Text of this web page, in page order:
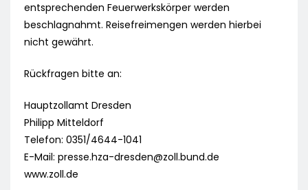
entsprechenden Feuerwerkskörper werden
beschlagnahmt. Reisefreimengen werden hierbei
nicht gewährt.
Rückfragen bitte an:
Hauptzollamt Dresden
Philipp Mitteldorf
Telefon: 0351/4644-1041
E-Mail: presse.hza-dresden@zoll.bund.de
www.zoll.de